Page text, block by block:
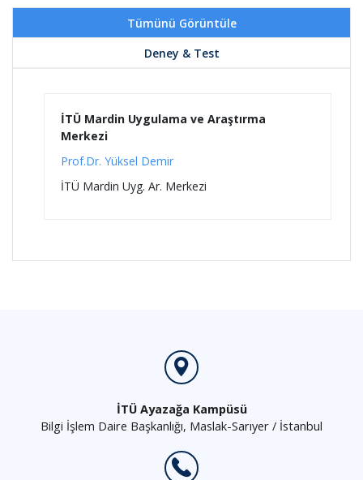
Tümünü Görüntüle
Deney & Test
İTÜ Mardin Uygulama ve Araştırma
Merkezi
Prof.Dr. Yüksel Demir
İTÜ Mardin Uyg. Ar. Merkezi
İTÜ Ayazağa Kampüsü
Bilgi İşlem Daire Başkanlığı, Maslak-Sarıyer / İstanbul